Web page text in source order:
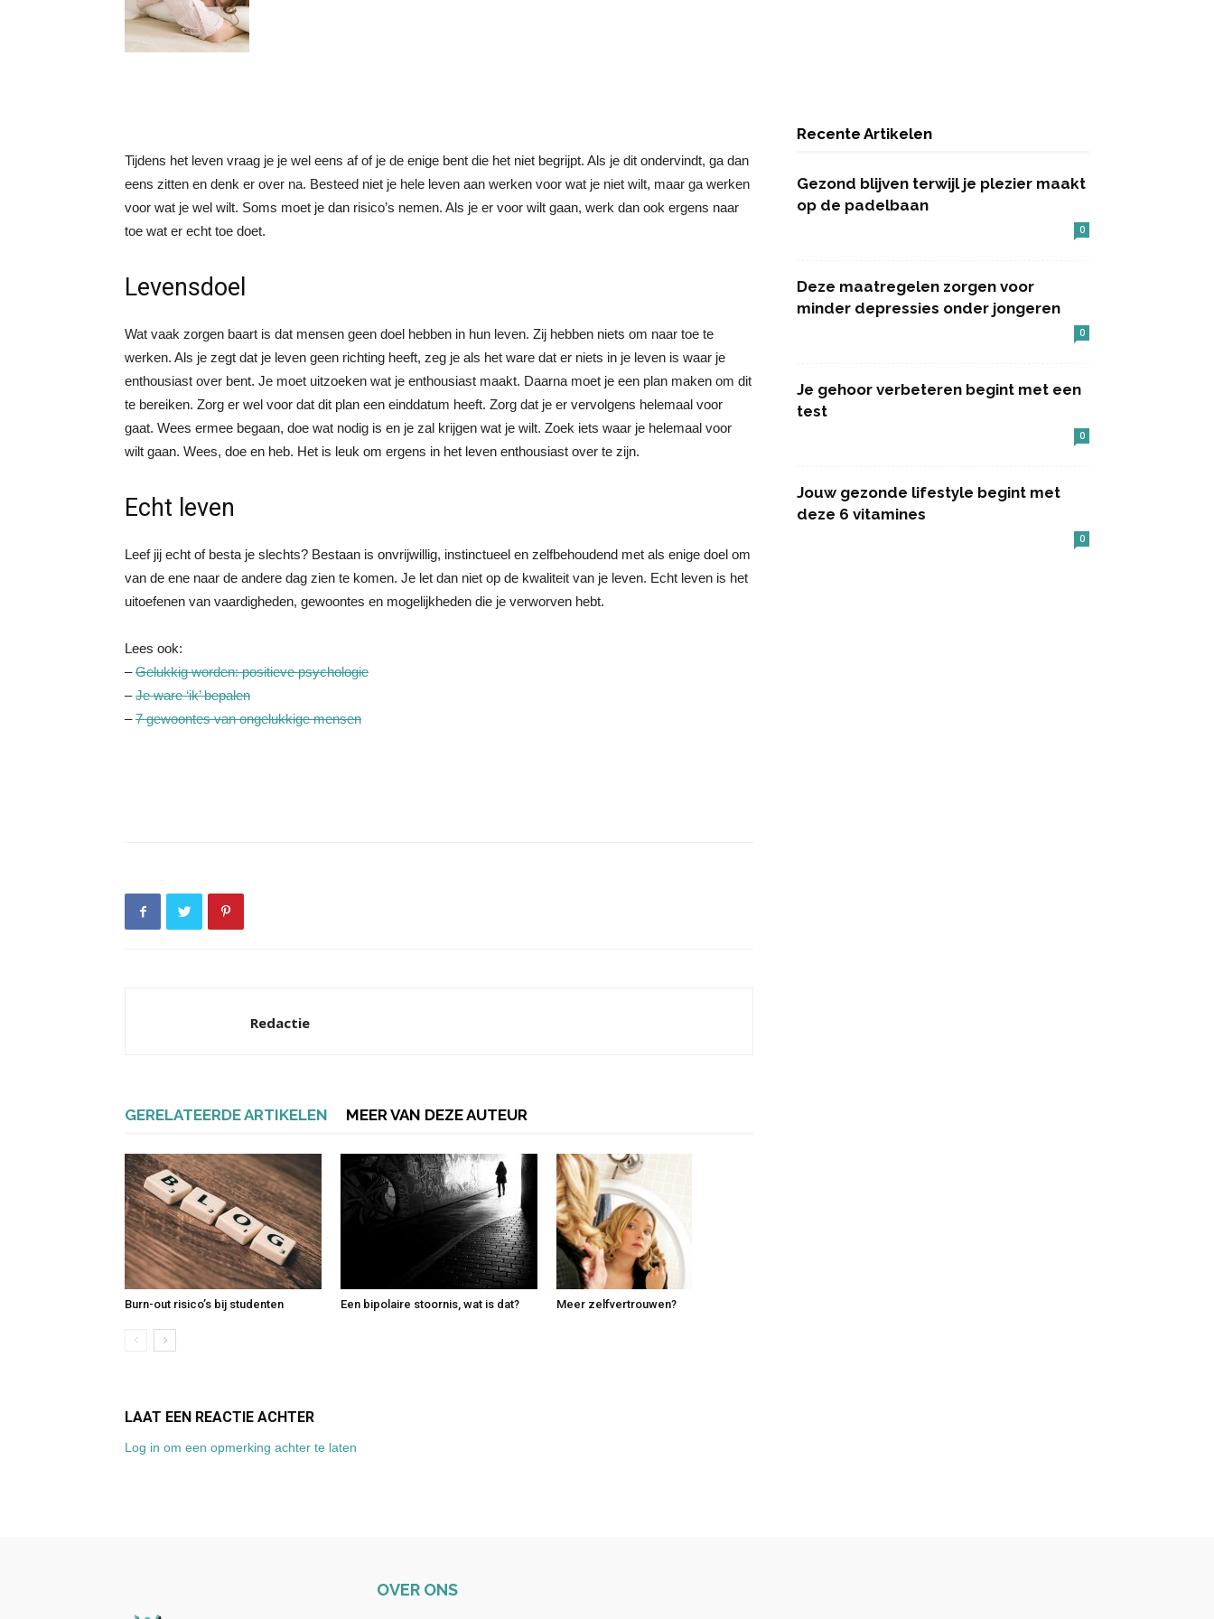
Tijdens het leven vraag je je wel eens af of je de enige bent die het niet begrijpt. Als je dit ondervindt, ga dan
eens zitten en denk er over na. Besteed niet je hele leven aan werken voor wat je niet wilt, maar ga werken
voor wat je wel wilt. Soms moet je dan risico’s nemen. Als je er voor wilt gaan, werk dan ook ergens naar
toe wat er echt toe doet.
Levensdoel
Wat vaak zorgen baart is dat mensen geen doel hebben in hun leven. Zij hebben niets om naar toe te
werken. Als je zegt dat je leven geen richting heeft, zeg je als het ware dat er niets in je leven is waar je
enthousiast over bent. Je moet uitzoeken wat je enthousiast maakt. Daarna moet je een plan maken om dit
te bereiken. Zorg er wel voor dat dit plan een einddatum heeft. Zorg dat je er vervolgens helemaal voor
gaat. Wees ermee begaan, doe wat nodig is en je zal krijgen wat je wilt. Zoek iets waar je helemaal voor
wilt gaan. Wees, doe en heb. Het is leuk om ergens in het leven enthousiast over te zijn.
Echt leven
Leef jij echt of besta je slechts? Bestaan is onvrijwillig, instinctueel en zelfbehoudend met als enige doel om
van de ene naar de andere dag zien te komen. Je let dan niet op de kwaliteit van je leven. Echt leven is het
uitoefenen van vaardigheden, gewoontes en mogelijkheden die je verworven hebt.
Lees ook:
–Gelukkig worden: positieve psychologie
–Je ware ‘ik’ bepalen
–7 gewoontes van ongelukkige mensen
Redactie
GERELATEERDE ARTIKELEN MEER VAN DEZE AUTEUR
Burn-out risico’s bij studenten Een bipolaire stoornis, wat is dat? Meer zelfvertrouwen?
LAAT EEN REACTIE ACHTER
Log in om een opmerking achter te laten
Recente Artikelen
Gezond blijven terwijl je plezier maakt
op de padelbaan
0
Deze maatregelen zorgen voor
minder depressies onder jongeren
0
Je gehoor verbeteren begint met een
test
0
Jouw gezonde lifestyle begint met
deze 6 vitamines
0
OVER ONS